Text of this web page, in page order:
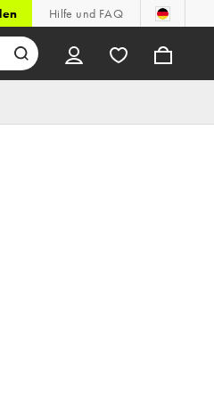
Hilfe und FAQ
(0%). Vorher 74,99 €. (-20%)